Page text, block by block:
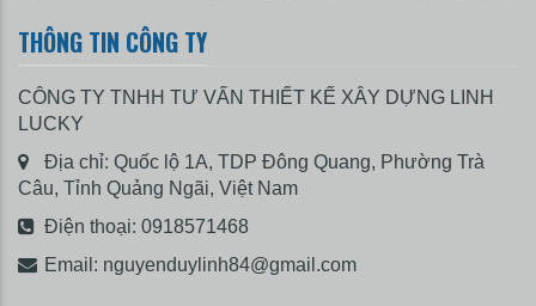
THÔNG TIN CÔNG TY
CÔNG TY TNHH TƯ VẤN THIẾT KẾ XÂY DỰNG LINH
LUCKY
Địa chỉ: Quốc lộ 1A, TDP Đông Quang, Phường Trà
Câu, Tỉnh Quảng Ngãi, Việt Nam
Điện thoại: 0918571468
Email: nguyenduylinh84@gmail.com